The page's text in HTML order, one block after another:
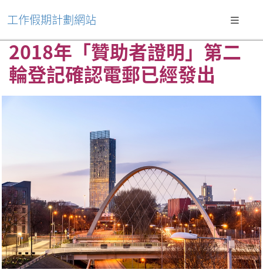
工作假期計劃網站
2018年「贊助者證明」第二
輪登記確認電郵已經發出